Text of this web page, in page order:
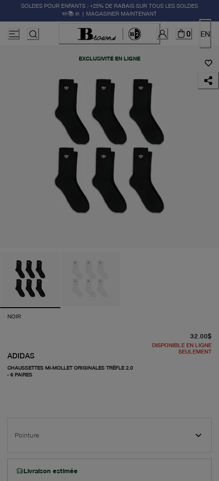
SOLDES POUR ENFANTS : +25% DE RABAIS SUR TOUS LES SOLDES
✏️📚🚸 | MAGASINER MAINTENANT
0 EN
EXCLUSIVITÉ EN LIGNE
NOIR
ADIDAS
CHAUSSETTES MI-MOLLET ORIGINALES TRÈFLE 2.0
- 6 PAIRES
32.00$
DISPONIBLE EN LIGNE
SEULEMENT
Pointure
Livraison estimée